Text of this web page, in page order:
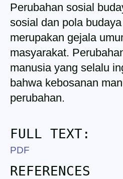
Perubahan sosial
sosial dan pola
merupakan gejala
masyarakat.
manusia yang selalu
bahwa kebosanan
perubahan.
FULL TEXT:
PDF
REFERENCES